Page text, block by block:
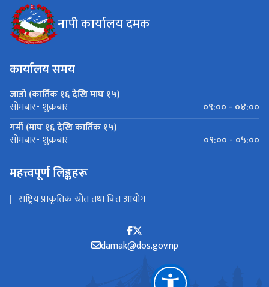
नापी कार्यालय दमक
कार्यालय समय
जाडो (कार्तिक १६ देखि माघ १५)
सोमबार- शुक्रबार
०९:०० - ०४:००
गर्मी (माघ १६ देखि कार्तिक १५)
सोमबार- शुक्रबार ०९:०० - ०५:००
महत्त्वपूर्ण लिङ्कहरू
राष्ट्रिय प्राकृतिक स्रोत तथा वित्त आयोग
damak@dos.gov.np